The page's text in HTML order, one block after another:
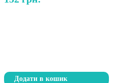
Додати в кошик